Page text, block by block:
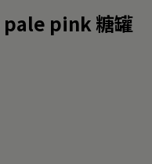
pink 糖罐